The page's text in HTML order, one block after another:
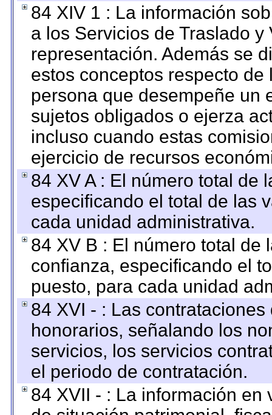
84 XIV 1 : La información
a los Servicios de Traslado
representación. Además se
estos conceptos respecto
persona que desempeñe un
sujetos obligados o ejerza
incluso cuando estas
ejercicio de recursos
84 XV A : El número total de
especificando el total de las
cada unidad administrativa.
84 XV B : El número total de
confianza, especificando el
puesto, para cada unidad
84 XVI - : Las
honorarios, señalando los
servicios, los servicios
el periodo de contratación.
84 XVII - : La información